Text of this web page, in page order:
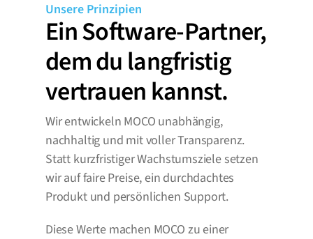
Unsere Prinzipien
Ein Software-Partner,
dem du langfristig
vertrauen kannst.
Wir entwickeln MOCO unabhängig,
nachhaltig und mit voller Transparenz.
Statt kurzfristiger Wachstumsziele setzen
wir auf faire Preise, ein durchdachtes
Produkt und persönlichen Support.
Diese Werte machen MOCO zu einer